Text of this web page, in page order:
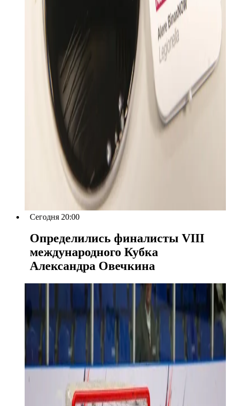
Сегодня 20:00
Определились финалисты VIII
международного Кубка
Александра Овечкина